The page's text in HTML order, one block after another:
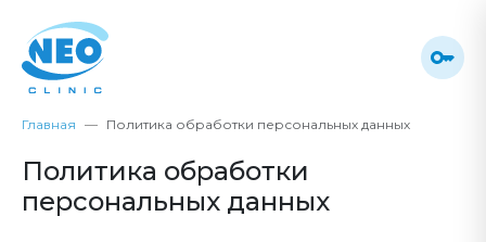
Главная Политика обработки персональных данных
Политика обработки
персональных данных